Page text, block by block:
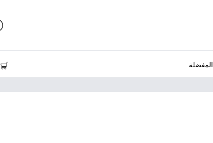
المفضلة
الطابعات